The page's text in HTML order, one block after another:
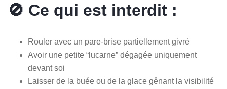
🚫 Ce qui est interdit :
Rouler avec un pare-brise partiellement givré
Avoir une petite “lucarne” dégagée uniquement
devant soi
Laisser de la buée ou de la glace gênant la visibilité